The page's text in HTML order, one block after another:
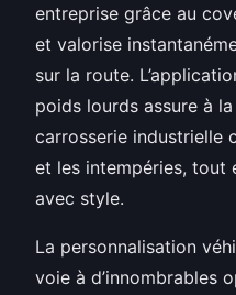
entreprise grâce au
et valorise
sur la route.
poids lourds assure à
carrosserie industrielle
et les intempéries,
avec style.
La personnalisation
voie à d’innombrables